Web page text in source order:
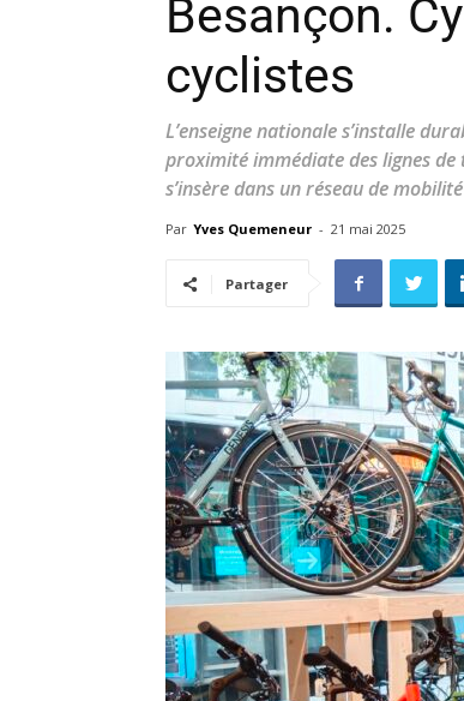
Besançon.
cyclistes
L’enseigne nationale s’installe
proximité immédiate des lignes
s’insère dans un réseau de
Par Yves Quemeneur - 21 mai 2025
Partager